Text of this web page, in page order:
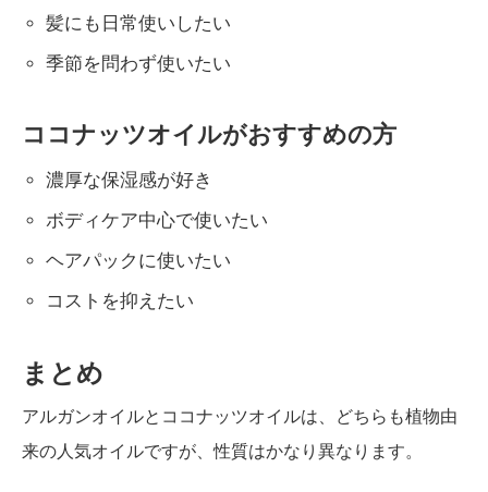
髪にも日常使いしたい
季節を問わず使いたい
ココナッツオイルがおすすめの方
濃厚な保湿感が好き
ボディケア中心で使いたい
ヘアパックに使いたい
コストを抑えたい
まとめ
アルガンオイルとココナッツオイルは、どちらも植物由
来の人気オイルですが、性質はかなり異なります。